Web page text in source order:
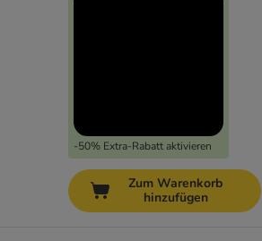
-50% Extra-Rabatt aktivieren
Zum Warenkorb
hinzufügen